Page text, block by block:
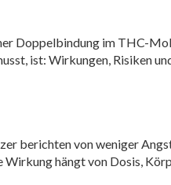
Doppelbindung im THC-
ist: Wirkungen, Risiken
berichten von weniger
hängt von Dosis,